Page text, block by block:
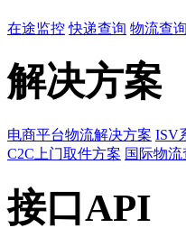
在途监控 快递查询 物流查
解决方案
电商平台物流解决方案 ISV
C2C上门取件方案 国际物
接口API